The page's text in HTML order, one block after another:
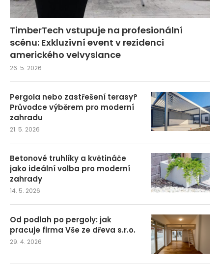
TimberTech vstupuje na profesionální
scénu: Exkluzivní event v rezidenci
amerického velvyslance
26. 5. 2026
Pergola nebo zastřešení terasy?
Průvodce výběrem pro moderní
zahradu
21. 5. 2026
Betonové truhlíky a květináče
jako ideální volba pro moderní
zahrady
14. 5. 2026
Od podlah po pergoly: jak
pracuje firma Vše ze dřeva s.r.o.
29. 4. 2026